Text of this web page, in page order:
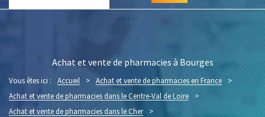
Achat et vente de pharmacies à Bourges
Vous êtes ici : Accueil > Achat et vente de pharmacies en France
>
Achat et vente de pharmacies dans le Centre-Val de Loire
>
Achat et vente de pharmacies dans le Cher
>